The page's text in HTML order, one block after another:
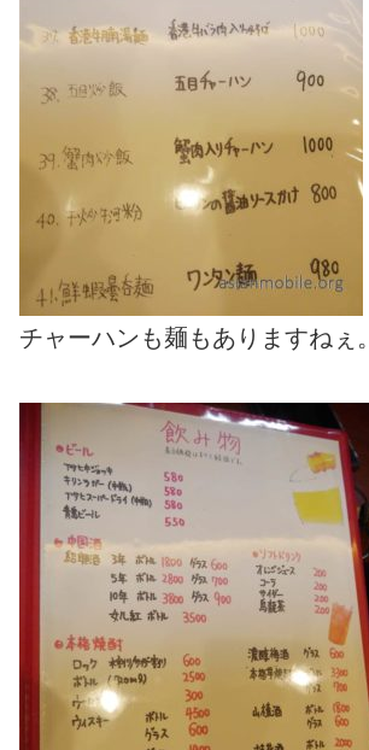
チャーハンも麺もありますねぇ。